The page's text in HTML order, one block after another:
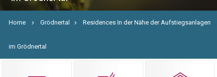
Home Grödnertal Residences In der Nähe der Aufstiegsanlagen
im Grödnertal